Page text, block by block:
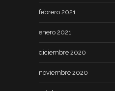
febrero 2021
enero 2021
diciembre 2020
noviembre 2020